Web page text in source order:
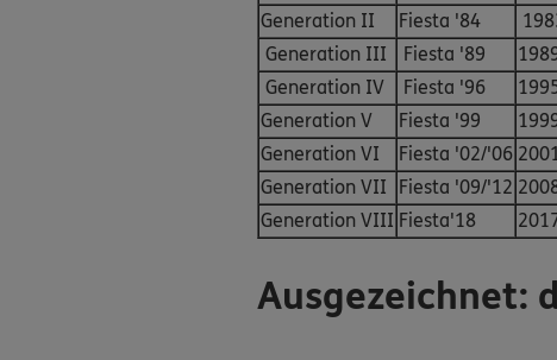
Generation II
Fiesta '84
Generation III
Fiesta '89
Generation IV
Fiesta '96
Generation V
Fiesta '99
Generation VI
Fiesta '02/'06
Generation VII
Fiesta '09/'12
Generation VIII Fiesta'18
Ausgezeichnet: